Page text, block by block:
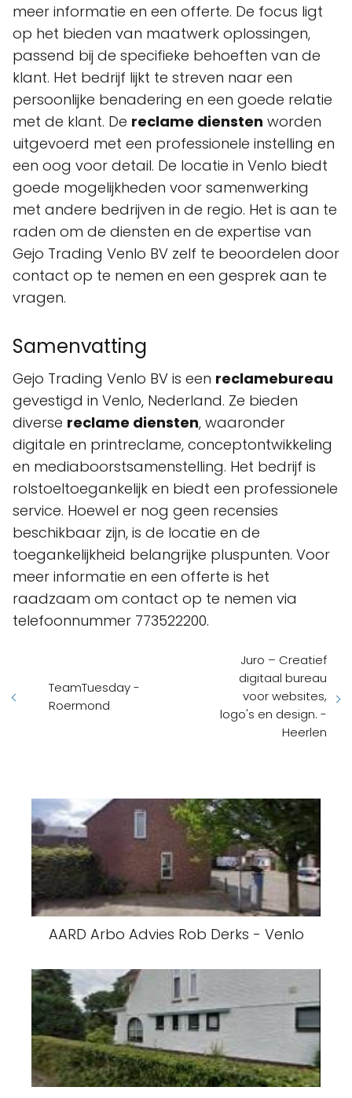
meer informatie en een offerte. De focus ligt
op het bieden van maatwerk oplossingen,
passend bij de specifieke behoeften van de
klant. Het bedrijf lijkt te streven naar een
persoonlijke benadering en een goede relatie
met de klant. De reclame diensten worden
uitgevoerd met een professionele instelling en
een oog voor detail. De locatie in Venlo biedt
goede mogelijkheden voor samenwerking
met andere bedrijven in de regio. Het is aan te
raden om de diensten en de expertise van
Gejo Trading Venlo BV zelf te beoordelen door
contact op te nemen en een gesprek aan te
vragen.
Samenvatting
Gejo Trading Venlo BV is een reclamebureau
gevestigd in Venlo, Nederland. Ze bieden
diverse reclame diensten, waaronder
digitale en printreclame, conceptontwikkeling
en mediaboorstsamenstelling. Het bedrijf is
rolstoeltoegankelijk en biedt een professionele
service. Hoewel er nog geen recensies
beschikbaar zijn, is de locatie en de
toegankelijkheid belangrijke pluspunten. Voor
meer informatie en een offerte is het
raadzaam om contact op te nemen via
telefoonnummer 773522200.
TeamTuesday -
Roermond
Juro – Creatief
digitaal bureau
voor websites,
logo's en design. -
Heerlen
AARD Arbo Advies Rob Derks - Venlo